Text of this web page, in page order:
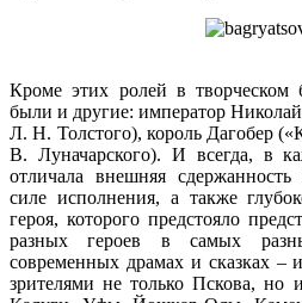
Кроме этих ролей в творческом
были и другие: император
Л. Н. Толстого), король Дагобер
В. Луначарского). И всегда, в
отличала внешняя
силе исполнения, а также
героя, которого предстояло
разных героев в самых
современных драмах и сказках –
зрителями не только Пскова, но